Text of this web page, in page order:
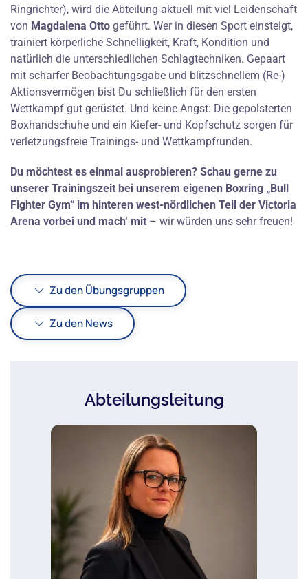
Ringrichter), wird die Abteilung aktuell mit viel Leidenschaft
von Magdalena Otto geführt. Wer in diesen Sport einsteigt,
trainiert körperliche Schnelligkeit, Kraft, Kondition und
natürlich die unterschiedlichen Schlagtechniken. Gepaart
mit scharfer Beobachtungsgabe und blitzschnellem (Re-)
Aktionsvermögen bist Du schließlich für den ersten
Wettkampf gut gerüstet. Und keine Angst: Die gepolsterten
Boxhandschuhe und ein Kiefer- und Kopfschutz sorgen für
verletzungsfreie Trainings- und Wettkampfrunden.
Du möchtest es einmal ausprobieren? Schau gerne zu
unserer Trainingszeit bei unserem eigenen Boxring „Bull
Fighter Gym“ im hinteren west-nördlichen Teil der Victoria
Arena vorbei und mach‘ mit – wir würden uns sehr freuen!
Zu den Übungsgruppen
Zu den News
Abteilungsleitung